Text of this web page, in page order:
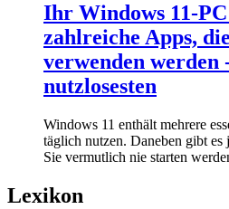
Ihr Windows 11-
zahlreiche Apps,
verwenden werden
nutzlosesten
Windows 11 enthält mehrere
täglich nutzen. Daneben gibt
Sie vermutlich nie starten
Lexikon